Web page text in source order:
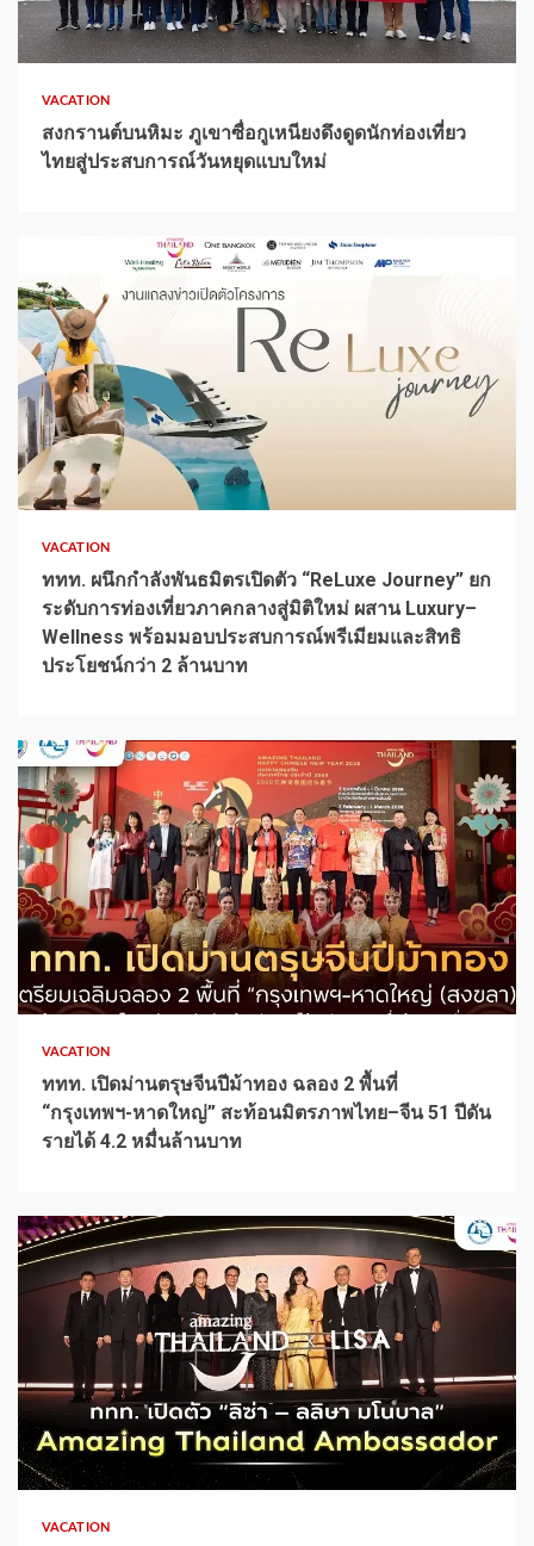
1 min read
VACATION
สงกรานต์บนหิมะ ภูเขาซื่อกูเหนียงดึงดูดนักท่องเที่ยว
ไทยสู่ประสบการณ์วันหยุดแบบใหม่
1 min read
VACATION
ททท. ผนึกกำลังพันธมิตรเปิดตัว “ReLuxe Journey” ยก
ระดับการท่องเที่ยวภาคกลางสู่มิติใหม่ ผสาน Luxury–
Wellness พร้อมมอบประสบการณ์พรีเมียมและสิทธิ
ประโยชน์กว่า 2 ล้านบาท
VACATION
ททท. เปิดม่านตรุษจีนปีม้าทอง ฉลอง 2 พื้นที่
“กรุงเทพฯ-หาดใหญ่” สะท้อนมิตรภาพไทย–จีน 51 ปีดัน
รายได้ 4.2 หมื่นล้านบาท
1 min read
VACATION